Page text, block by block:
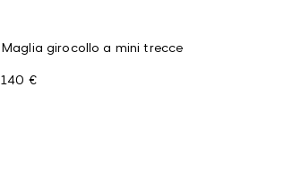
Maglia girocollo a mini trecce
140 €